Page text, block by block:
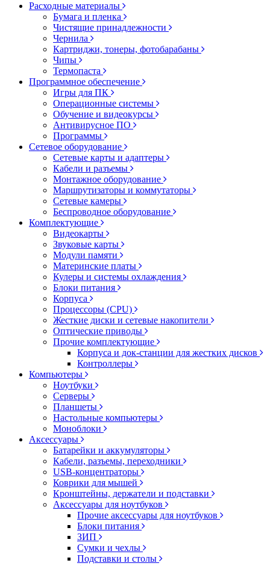
Расходные материалы
Бумага и пленка
Чистящие принадлежности
Чернила
Картриджи, тонеры, фотобарабаны
Чипы
Термопаста
Программное обеспечение
Игры для ПК
Операционные системы
Обучение и видеокурсы
Антивирусное ПО
Программы
Сетевое оборудование
Сетевые карты и адаптеры
Кабели и разъемы
Монтажное оборудование
Маршрутизаторы и коммутаторы
Сетевые камеры
Беспроводное оборудование
Комплектующие
Видеокарты
Звуковые карты
Модули памяти
Материнские платы
Кулеры и системы охлаждения
Блоки питания
Корпуса
Процессоры (CPU)
Жесткие диски и сетевые накопители
Оптические приводы
Прочие комплектующие
Корпуса и док-станции для жестких дисков
Контроллеры
Компьютеры
Ноутбуки
Серверы
Планшеты
Настольные компьютеры
Моноблоки
Аксессуары
Батарейки и аккумуляторы
Кабели, разъемы, переходники
USB-концентраторы
Коврики для мышей
Кронштейны, держатели и подставки
Аксессуары для ноутбуков
Прочие аксессуары для ноутбуков
Блоки питания
ЗИП
Сумки и чехлы
Подставки и столы